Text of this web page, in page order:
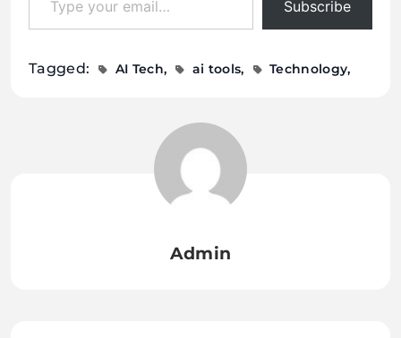
Subscribe
Tagged: AI Tech ai tools Technology
Admin